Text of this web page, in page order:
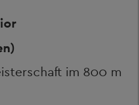
im 800 m